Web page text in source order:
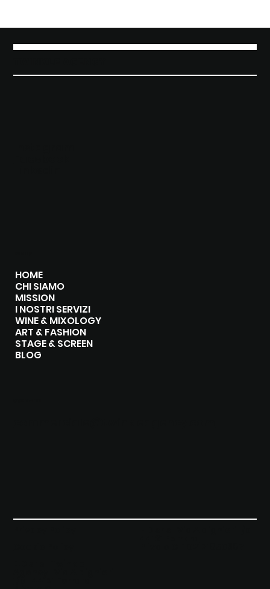
Amistà Vermouth by Riccardo
HOME
CHI SIAMO
MISSION
I NOSTRI SERVIZI
WINE & MIXOLOGY
ART & FASHION
STAGE & SCREEN
BLOG